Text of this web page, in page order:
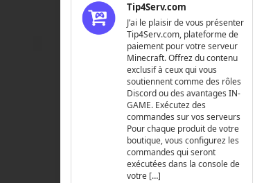
Tip4Serv.com
J’ai le plaisir de vous présenter
Tip4Serv.com, plateforme de
paiement pour votre serveur
Minecraft. Offrez du contenu
exclusif à ceux qui vous
soutiennent comme des rôles
Discord ou des avantages IN-
GAME. Exécutez des
commandes sur vos serveurs
Pour chaque produit de votre
boutique, vous configurez les
commandes qui seront
exécutées dans la console de
votre […]